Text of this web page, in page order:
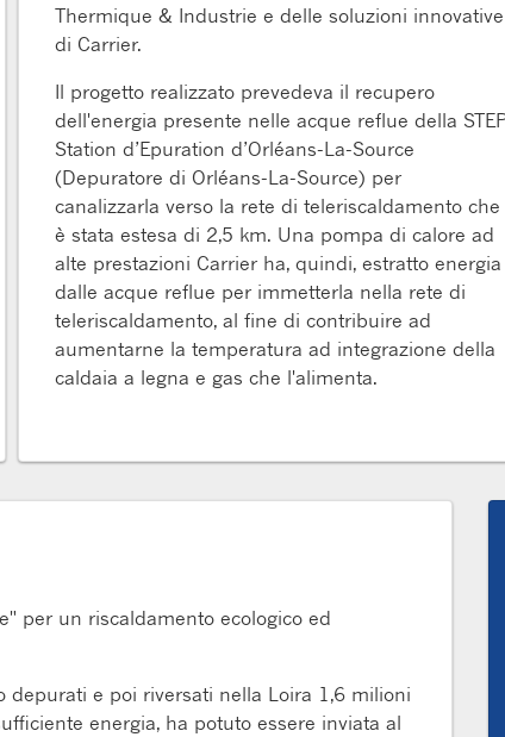
Thermique & Industrie e delle soluzioni innovative
di Carrier.
Il progetto realizzato prevedeva il recupero
dell'energia presente nelle acque reflue della
Station d’Epuration d’Orléans-La-Source
(Depuratore di Orléans-La-Source) per
canalizzarla verso la rete di teleriscaldamento che
è stata estesa di 2,5 km. Una pompa di calore ad
alte prestazioni Carrier ha, quindi, estratto energia
dalle acque reflue per immetterla nella rete di
teleriscaldamento, al fine di contribuire ad
aumentarne la temperatura ad integrazione della
caldaia a legna e gas che l'alimenta.
per un riscaldamento ecologico ed
depurati e poi riversati nella Loira 1,6 milioni
energia, ha potuto essere inviata al